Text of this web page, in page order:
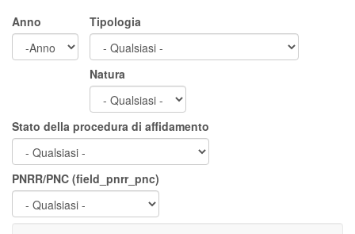
Anno Tipologia
Natura
Stato della procedura di affidamento
PNRR/PNC (field_pnrr_pnc)